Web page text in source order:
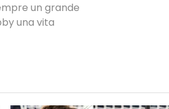
un grande
una vita